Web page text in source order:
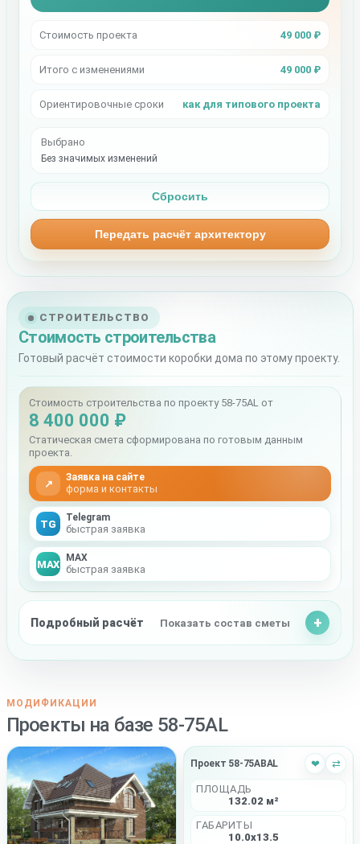
СТРОИТЕЛЬСТВО
Стоимость строительства
Готовый расчёт стоимости коробки дома по этому проекту.
Стоимость строительства по проекту 58-75AL от
8 400 000 ₽
Статическая смета сформирована по готовым данным
проекта.
↗
Заявка на сайте
форма и контакты
TG
Telegram
быстрая заявка
MAX
MAX
быстрая заявка
Подробный расчёт Показать состав сметы
Стоимость проекта 49 000 ₽
Итого с изменениями 49 000 ₽
Ориентировочные сроки как для типового проекта
Выбрано
Без значимых изменений
Сбросить
Передать расчёт архитектору
МОДИФИКАЦИИ
Проекты на базе 58-75AL
Проект 58-75ABAL ❤ ⇄
ПЛОЩАДЬ
132.02 м²
ГАБАРИТЫ
10.0x13.5